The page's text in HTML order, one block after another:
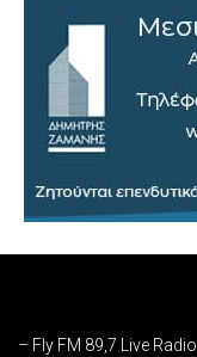
– Fly FM 89,7 Live Radio